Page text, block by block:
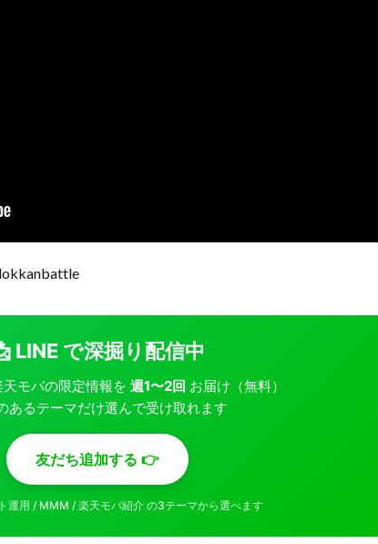
LINE で深掘り配信中
モバの限定情報を週1〜2回 お届け（無料）
あるテーマだけ選んで受け取れます
友だち追加する 👉
運用 / MMM / 楽天モバ紹介 の3テーマから選べます